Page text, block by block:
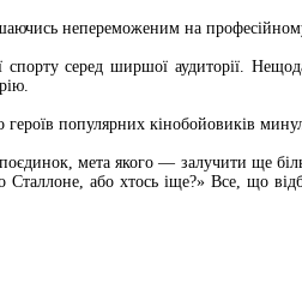
непереможеним на
серед ширшої аудиторії.
популярних кінобойовиків
мета якого — залучити ще
або хтось іще?» Все, що